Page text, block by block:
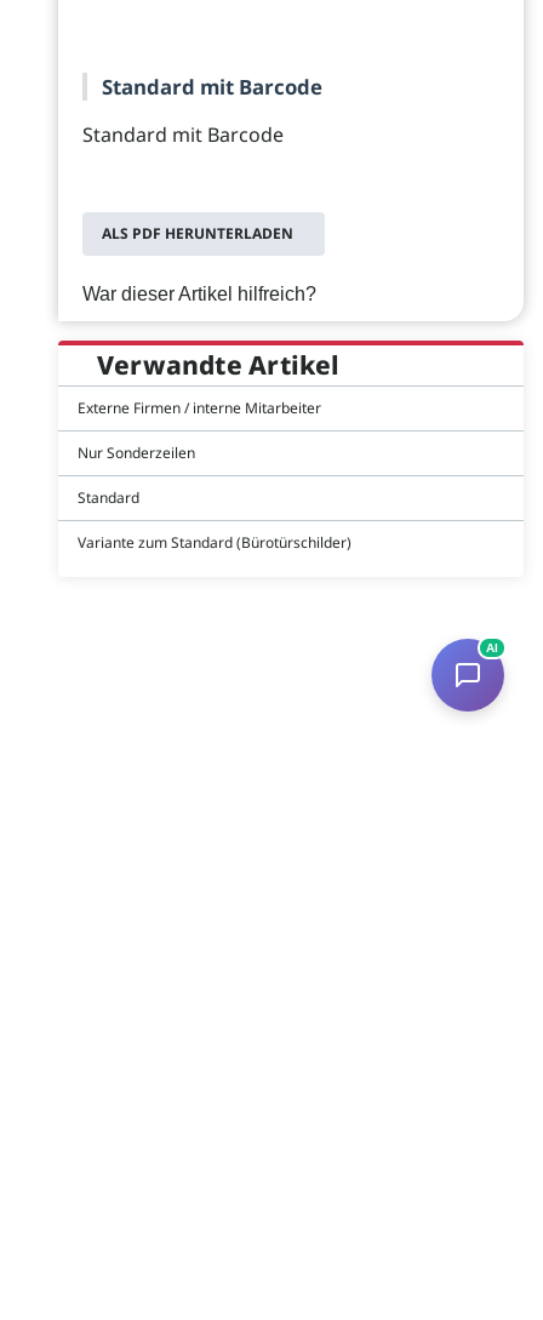
Standard mit Barcode
Standard mit Barcode
ALS PDF HERUNTERLADEN
War dieser Artikel hilfreich?
Verwandte Artikel
Externe Firmen / interne Mitarbeiter
Nur Sonderzeilen
Standard
Variante zum Standard (Bürotürschilder)
AI